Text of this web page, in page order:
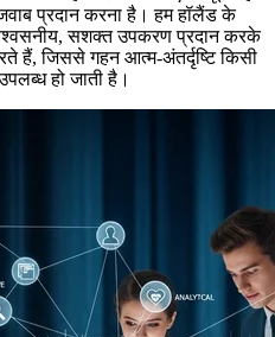
प्रदान करना है। हम हॉलैंड के
सशक्त उपकरण प्रदान करके
हैं, जिससे गहन आत्म-अंतर्दृष्टि किसी
हो जाती है।